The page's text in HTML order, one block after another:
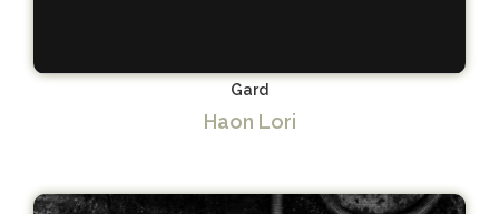
Gard
Haon Lori